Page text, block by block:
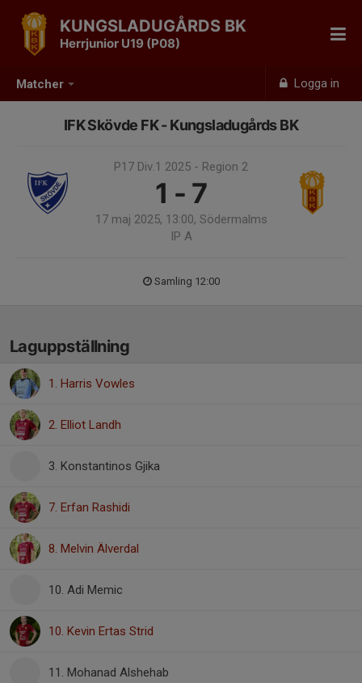
Matcher Logga in
KUNGSLADUGÅRDS BK
Herrjunior U19 (P08)
IFK Skövde FK - Kungsladugårds BK
P17 Div.1 2025 - Region 2
1 - 7
17 maj 2025, 13:00, Södermalms
IP A
Samling 12:00
Laguppställning
1. Harris Vowles
2. Elliot Landh
3. Konstantinos Gjika
7. Erfan Rashidi
8. Melvin Älverdal
10. Adi Memic
10. Kevin Ertas Strid
11. Mohanad Alshehab